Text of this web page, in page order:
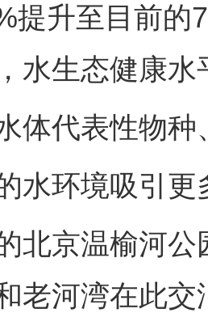
提升至目前的
水生态健康水
代表性物种
环境吸引更
京温榆河公
老河湾在此